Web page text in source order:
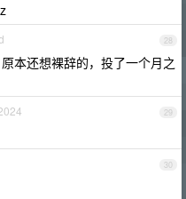
28
本还想裸辞的，投了一个月之
29
30